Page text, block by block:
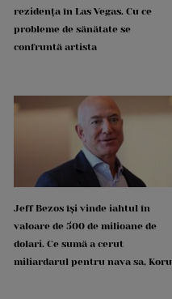
rezidența în Las Vegas. Cu ce
probleme de sănătate se
confruntă artista
Jeff Bezos își vinde iahtul în
valoare de 500 de milioane de
dolari. Ce sumă a cerut
miliardarul pentru nava sa, Koru